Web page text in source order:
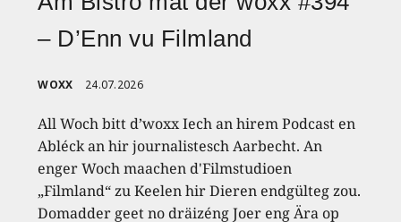
– D’Enn vu Filmland
WOXX 24.07.2026
All Woch bitt d’woxx Iech an hirem Podcast en
Abléck an hir journalistesch Aarbecht. An
enger Woch maachen d'Filmstudioen
„Filmland“ zu Keelen hir Dieren endgülteg zou.
Domadder geet no dräizéng Joer eng Ära op